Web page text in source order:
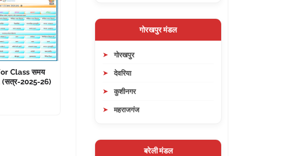
Class समय
(सत्र-2025-26)
गोरखपुर मंडल
गोरखपुर
देवरिया
कुशीनगर
महराजगंज
बरेली मंडल